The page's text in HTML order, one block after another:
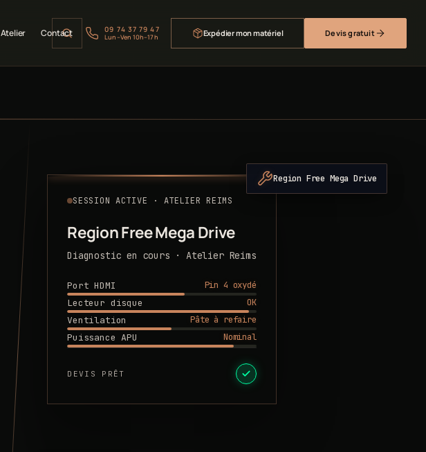
Atelier Contact 09 74 37 79 47
Lun–Ven 10h–17h Expédier mon matériel Devis gratuit
SESSION ACTIVE · ATELIER REIMS
Region Free Mega Drive
Diagnostic en cours · Atelier Reims
Port HDMI
Pin 4 oxydé
Lecteur disque
OK
Ventilation
Pâte à refaire
Puissance APU
Nominal
DEVIS PRÊT
Region Free Mega Drive